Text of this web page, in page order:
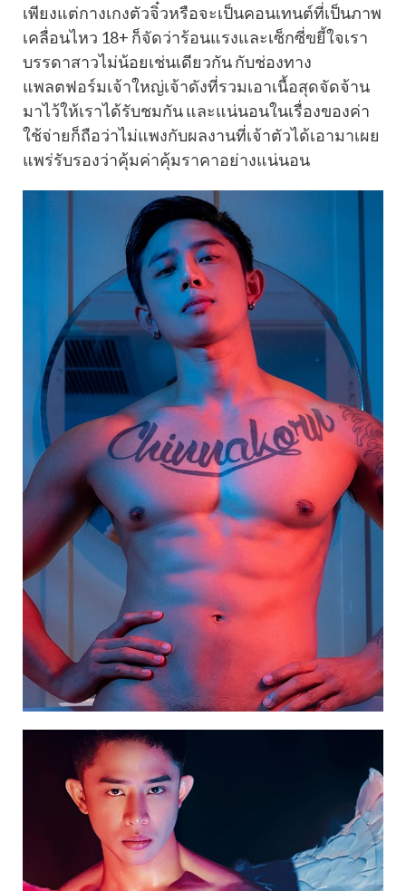
เพียงแต่กางเกงตัวจิ๋วหรือจะเป็นคอนเทนต์ที่เป็นภาพ
เคลื่อนไหว 18+ ก็จัดว่าร้อนแรงและเซ็กซี่ขยี้ใจเรา
บรรดาสาวไม่น้อยเช่นเดียวกัน กับช่องทาง
แพลตฟอร์มเจ้าใหญ่เจ้าดังที่รวมเอาเนื้อสุดจัดจ้าน
มาไว้ให้เราได้รับชมกัน และแน่นอนในเรื่องของค่า
ใช้จ่ายก็ถือว่าไม่แพงกับผลงานที่เจ้าตัวได้เอามาเผย
แพร่รับรองว่าคุ้มค่าคุ้มราคาอย่างแน่นอน